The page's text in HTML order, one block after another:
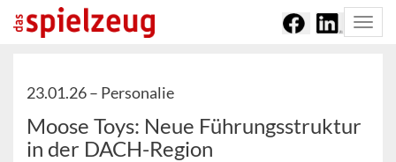
23.01.26 – Personalie
Moose Toys: Neue Führungsstruktur
in der DACH-Region